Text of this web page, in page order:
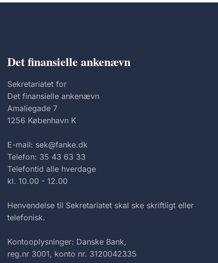
Det finansielle ankenævn
Sekretariatet for
Det finansielle ankenævn
Amaliegade 7
1256 København K
E-mail: sek@fanke.dk
Telefon: 35 43 63 33
Telefontid alle hverdage
kl. 10.00 - 12.00
Henvendelse til Sekretariatet skal ske skriftligt eller
telefonisk.
Kontooplysninger: Danske Bank,
reg.nr 3001, konto nr. 3120042335